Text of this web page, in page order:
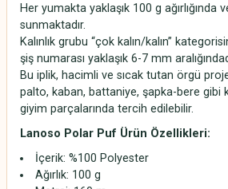
Her yumakta yaklaşık 100 g ağırlığında
sunmaktadır.
Kalınlık grubu “çok kalın/kalın”
şiş numarası yaklaşık 6-7 mm
Bu iplik, hacimli ve sıcak tutan örgü
palto, kaban, battaniye, şapka-bere gibi
giyim parçalarında tercih edilebilir.
Lanoso Polar Puf Ürün Özellikleri:
İçerik: %100 Polyester
Ağırlık: 100 g